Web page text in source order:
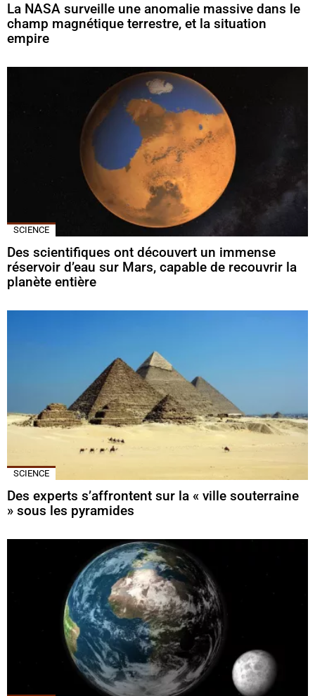
La NASA surveille une anomalie massive dans le
champ magnétique terrestre, et la situation
empire
SCIENCE
Des scientifiques ont découvert un immense
réservoir d’eau sur Mars, capable de recouvrir la
planète entière
SCIENCE
Des experts s’affrontent sur la « ville souterraine
» sous les pyramides